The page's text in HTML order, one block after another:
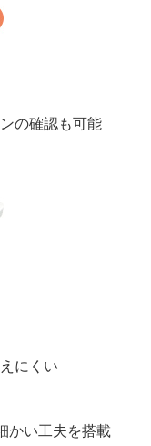
の確認も可能
にくい
かい工夫を搭載